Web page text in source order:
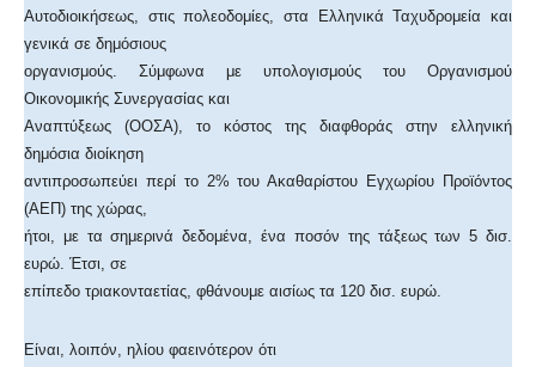
Αυτοδιοικήσεως, στις πολεοδομίες, στα Ελληνικά Ταχυδρομεία και
γενικά σε δημόσιους
οργανισμούς. Σύμφωνα με υπολογισμούς του Οργανισμού
Οικονομικής Συνεργασίας και
Αναπτύξεως (ΟΟΣΑ), το κόστος της διαφθοράς στην ελληνική
δημόσια διοίκηση
αντιπροσωπεύει περί το 2% του Ακαθαρίστου Εγχωρίου Προϊόντος
(ΑΕΠ) της χώρας,
ήτοι, με τα σημερινά δεδομένα, ένα ποσόν της τάξεως των 5 δισ.
ευρώ. Έτσι, σε
επίπεδο τριακονταετίας, φθάνουμε αισίως τα 120 δισ. ευρώ.
Είναι, λοιπόν, ηλίου φαεινότερον ότι